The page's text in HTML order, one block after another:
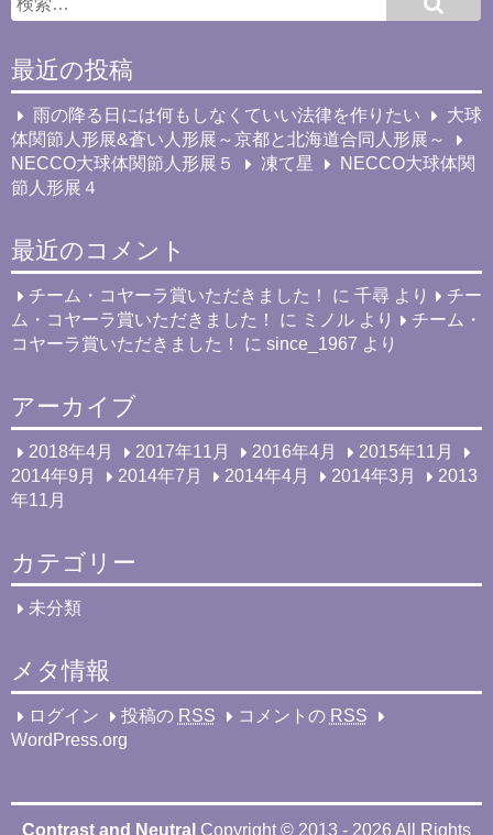
最近の投稿
雨の降る日には何もしなくていい法律を作りたい
大球
体関節人形展&蒼い人形展～京都と北海道合同人形展～
NECCO大球体関節人形展５
凍て星
NECCO大球体関
節人形展４
最近のコメント
チーム・コヤーラ賞いただきました！ に 千尋より
チー
ム・コヤーラ賞いただきました！
に ミノル より
チーム・
コヤーラ賞いただきました！
に since_1967 より
アーカイブ
2018年4月 2017年11月 2016年4月
2015年11月
2014年9月
2014年7月 2014年4月 2014年3月
2013
年11月
カテゴリー
未分類
メタ情報
ログイン 投稿の RSS コメントの RSS
WordPress.org
Contrast and Neutral Copyright © 2013 - 2026 All Rights